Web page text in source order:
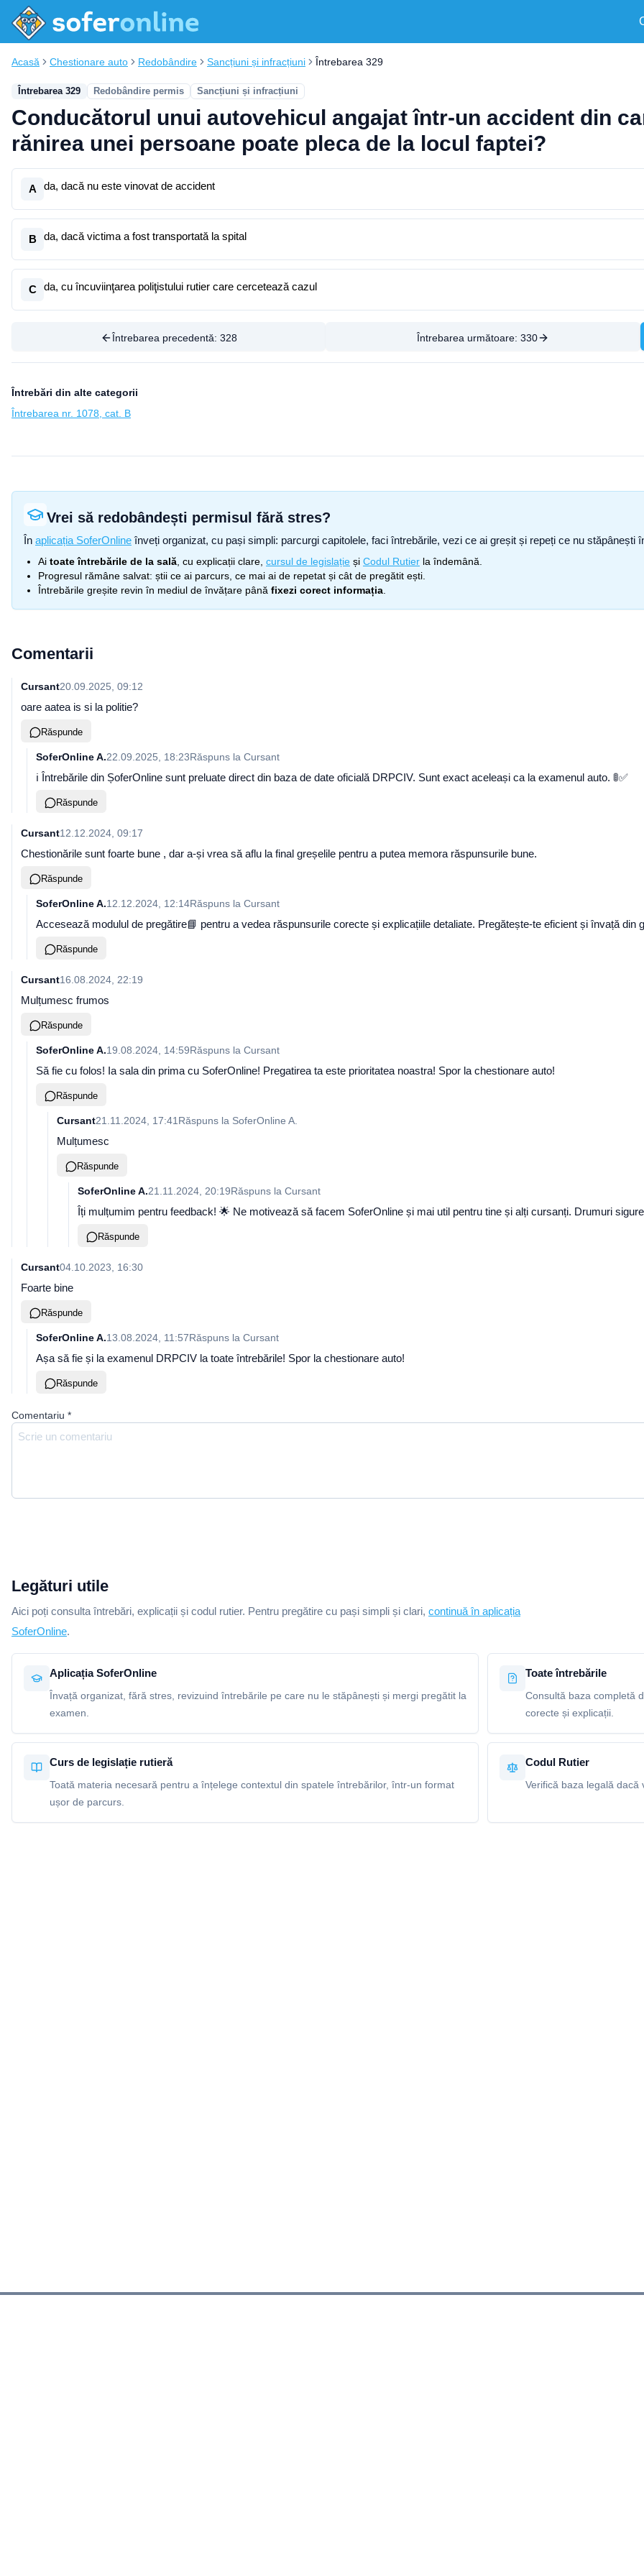
Acasă Chestionare auto Redobândire Sancțiuni și infracțiuni Întrebarea 329
Întrebarea 329 Redobândire permis Sancțiuni și infracțiuni
Conducătorul unui autovehicul angajat într-un accident din
rănirea unei persoane poate pleca de la locul faptei?
A da, dacă nu este vinovat de accident
B da, dacă victima a fost transportată la spital
C da, cu încuviinţarea poliţistului rutier care cercetează cazul
Întrebarea precedentă: 328 Întrebarea următoare: 330
Întrebări din alte categorii
Întrebarea nr. 1078, cat. B
Vrei să redobândești permisul fără stres?
În aplicația SoferOnline înveți organizat, cu pași simpli: parcurgi capitolele, faci întrebările, vezi ce ai greșit și repeți ce nu
Ai toate întrebările de la sală , cu explicații clare, cursul de legislație și Codul Rutier la îndemână.
Progresul rămâne salvat: știi ce ai parcurs, ce mai ai de repetat și cât de pregătit ești.
Întrebările greșite revin în mediul de învățare până fixezi corect informația
Comentarii
Cursant20.09.2025, 09:12
oare aatea is si la politie?
Răspunde
SoferOnline A.22.09.2025, 18:23Răspuns la Cursant
ℹ️ Întrebările din ȘoferOnline sunt preluate direct din baza de date oficială DRPCIV. Sunt exact aceleași ca la examenul auto. 🚦✅
Răspunde
Cursant12.12.2024, 09:17
Chestionările sunt foarte bune , dar a-și vrea să aflu la final greșelile pentru a putea memora răspunsurile bune.
Răspunde
SoferOnline A.12.12.2024, 12:14Răspuns la Cursant
Accesează modulul de pregătire📘 pentru a vedea răspunsurile corecte și explicațiile detaliate. Pregătește-te eficient și învață
Răspunde
Cursant16.08.2024, 22:19
Mulțumesc frumos
Răspunde
SoferOnline A.19.08.2024, 14:59Răspuns la Cursant
Să fie cu folos! Ia sala din prima cu SoferOnline! Pregatirea ta este prioritatea noastra! Spor la chestionare auto!
Răspunde
Cursant21.11.2024, 17:41 Răspuns la SoferOnline A.
Mulțumesc
Răspunde
SoferOnline A.21.11.2024, 20:19Răspuns la Cursant
Îți mulțumim pentru feedback! 🌟 Ne motivează să facem SoferOnline și mai util pentru tine și alți cursanți. Drumuri
Răspunde
Cursant04.10.2023, 16:30
Foarte bine
Răspunde
SoferOnline A.13.08.2024, 11:57Răspuns la Cursant
Așa să fie și la examenul DRPCIV la toate întrebările! Spor la chestionare auto!
Răspunde
Comentariu *
Legături utile
Aici poți consulta întrebări, explicații și codul rutier. Pentru pregătire cu pași simpli și clari, continuă în aplicația
SoferOnline.
Aplicația SoferOnline
Învață organizat, fără stres, revizuind întrebările pe care nu le stăpânești și mergi pregătit la
examen.
Toate întrebările
Consultă baza completă
corecte și explicații.
Curs de legislație rutieră
Toată materia necesară pentru a înțelege contextul din spatele întrebărilor, într-un format
ușor de parcurs.
Codul Rutier
Verifică baza legală